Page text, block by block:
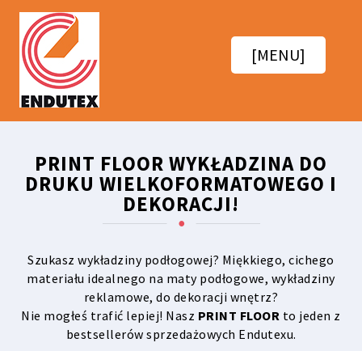
[MENU]
PRINT FLOOR WYKŁADZINA DO
DRUKU WIELKOFORMATOWEGO I
DEKORACJI!
Szukasz wykładziny podłogowej? Miękkiego, cichego
materiału idealnego na maty podłogowe, wykładziny
reklamowe, do dekoracji wnętrz?
Nie mogłeś trafić lepiej! Nasz PRINT FLOOR to jeden z
bestsellerów sprzedażowych Endutexu.